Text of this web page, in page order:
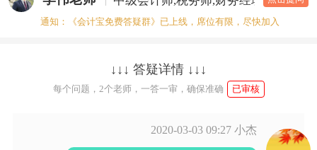
通知：《会计宝免费答疑群》已上线，席位有限，尽快加入
↓↓↓ 答疑详情 ↓↓↓
每个问题，2个老师，一答一审，确保准确 已审核
2020-03-03 09:27 小杰